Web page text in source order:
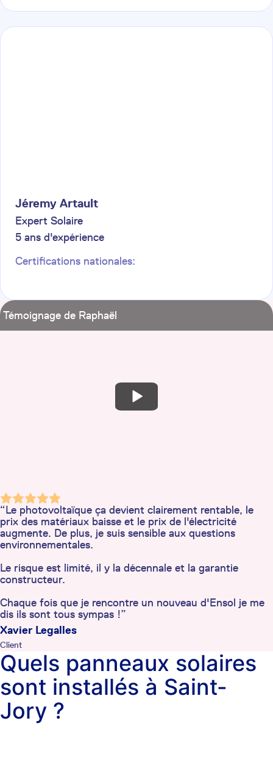
Jéremy Artault
Expert Solaire
5 ans d'expérience
Certifications nationales:
Témoignage de Raphaël
“Le photovoltaïque ça devient clairement rentable, le
prix des matériaux baisse et le prix de l'électricité
augmente. De plus, je suis sensible aux questions
environnementales.
Le risque est limité, il y la décennale et la garantie
constructeur.
Chaque fois que je rencontre un nouveau d'Ensol je me
dis ils sont tous sympas !”
Xavier Legalles
Client
Quels panneaux solaires
sont installés à Saint-
Jory ?